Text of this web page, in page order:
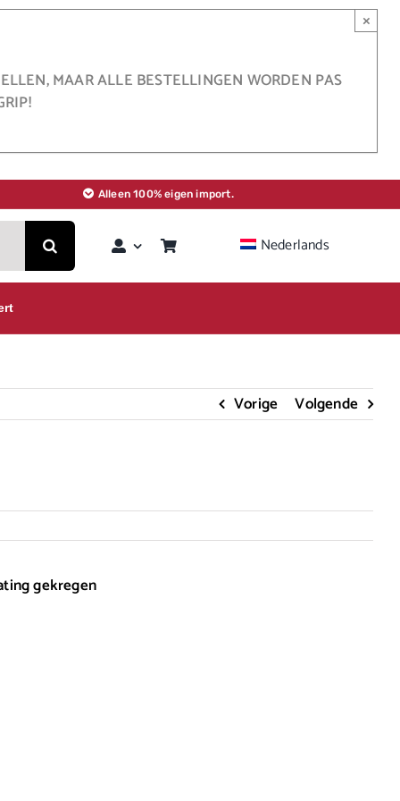
MAAR ALLE BESTELLINGEN WORDEN PAS
×
Alleen 100% eigen import.
Nederlands
Vorige Volgende
gekregen